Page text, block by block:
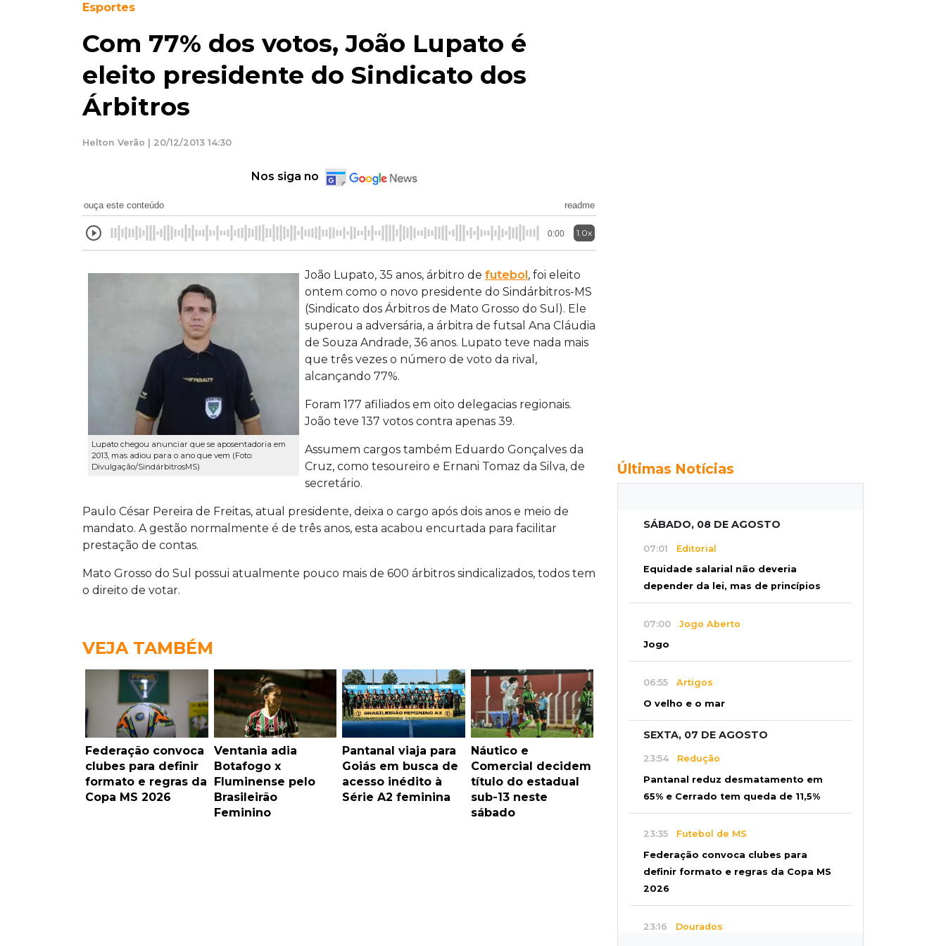
Esportes
Com 77% dos votos, João Lupato é
eleito presidente do Sindicato dos
Árbitros
Helton Verão | 20/12/2013 14:30
Nos siga no
ouça este conteúdo readme
0:00 1.0x
Lupato chegou anunciar que se aposentadoria em
2013, mas adiou para o ano que vem (Foto:
Divulgação/SindárbitrosMS)
João Lupato, 35 anos, árbitro de futebol, foi eleito
ontem como o novo presidente do Sindárbitros-MS
(Sindicato dos Árbitros de Mato Grosso do Sul). Ele
superou a adversária, a árbitra de futsal Ana Cláudia
de Souza Andrade, 36 anos. Lupato teve nada mais
que três vezes o número de voto da rival,
alcançando 77%.
Foram 177 afiliados em oito delegacias regionais.
João teve 137 votos contra apenas 39.
Assumem cargos também Eduardo Gonçalves da
Cruz, como tesoureiro e Ernani Tomaz da Silva, de
secretário.
Paulo César Pereira de Freitas, atual presidente, deixa o cargo após dois anos e meio de
mandato. A gestão normalmente é de três anos, esta acabou encurtada para facilitar
prestação de contas.
Mato Grosso do Sul possui atualmente pouco mais de 600 árbitros sindicalizados, todos tem
o direito de votar.
VEJA TAMBÉM
Federação convoca
clubes para definir
formato e regras da
Copa MS 2026
Ventania adia
Botafogo x
Fluminense pelo
Brasileirão
Feminino
Pantanal viaja para
Goiás em busca de
acesso inédito à
Série A2 feminina
Náutico e
Comercial decidem
título do estadual
sub-13 neste
sábado
Últimas Notícias
SÁBADO, 08 DE AGOSTO
07:01 Editorial
Equidade salarial não deveria
depender da lei, mas de princípios
07:00 Jogo Aberto
Jogo
06:55 Artigos
O velho e o mar
SEXTA, 07 DE AGOSTO
23:54 Redução
Pantanal reduz desmatamento em
65% e Cerrado tem queda de 11,5%
23:35 Futebol de MS
Federação convoca clubes para
definir formato e regras da Copa MS
2026
23:16 Dourados